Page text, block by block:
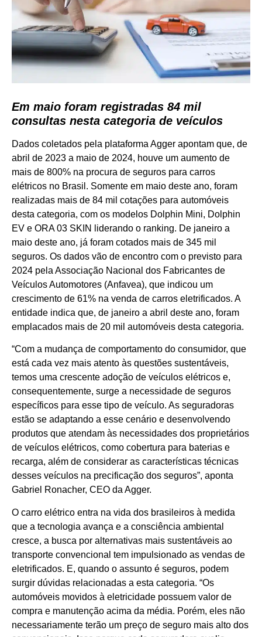
Em maio foram registradas 84 mil
consultas nesta categoria de veículos
Dados coletados pela plataforma Agger apontam que, de
abril de 2023 a maio de 2024, houve um aumento de
mais de 800% na procura de seguros para carros
elétricos no Brasil. Somente em maio deste ano, foram
realizadas mais de 84 mil cotações para automóveis
desta categoria, com os modelos Dolphin Mini, Dolphin
EV e ORA 03 SKIN liderando o ranking. De janeiro a
maio deste ano, já foram cotados mais de 345 mil
seguros. Os dados vão de encontro com o previsto para
2024 pela Associação Nacional dos Fabricantes de
Veículos Automotores (Anfavea), que indicou um
crescimento de 61% na venda de carros eletrificados. A
entidade indica que, de janeiro a abril deste ano, foram
emplacados mais de 20 mil automóveis desta categoria.
“Com a mudança de comportamento do consumidor, que
está cada vez mais atento às questões sustentáveis,
temos uma crescente adoção de veículos elétricos e,
consequentemente, surge a necessidade de seguros
específicos para esse tipo de veículo. As seguradoras
estão se adaptando a esse cenário e desenvolvendo
produtos que atendam às necessidades dos proprietários
de veículos elétricos, como cobertura para baterias e
recarga, além de considerar as características técnicas
desses veículos na precificação dos seguros”, aponta
Gabriel Ronacher, CEO da Agger.
O carro elétrico entra na vida dos brasileiros à medida
que a tecnologia avança e a consciência ambiental
cresce, a busca por alternativas mais sustentáveis ao
transporte convencional tem impulsionado as vendas de
eletrificados. E, quando o assunto é seguros, podem
surgir dúvidas relacionadas a esta categoria. “Os
automóveis movidos à eletricidade possuem valor de
compra e manutenção acima da média. Porém, eles não
necessariamente terão um preço de seguro mais alto dos